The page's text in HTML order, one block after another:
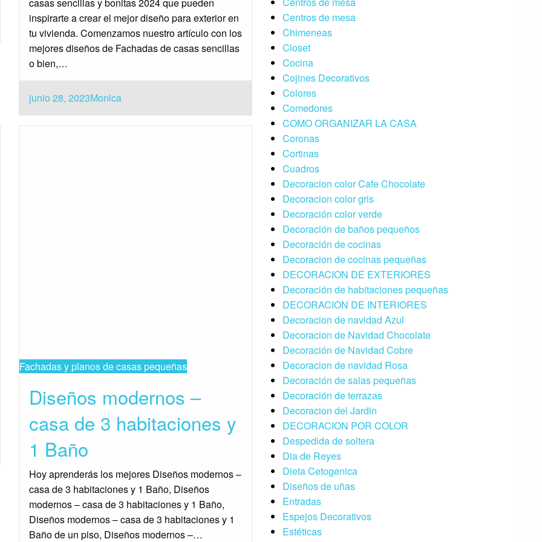
inspirarte a crear el mejor diseño para exterior en
tu vivienda. Comenzamos nuestro artículo con los
mejores diseños de Fachadas de casas sencillas
o bien,…
Publicado
el
junio 28, 2023Monica
Fachadas y planos de casas pequeñas
Diseños modernos –
casa de 3 habitaciones y
1 Baño
Hoy aprenderás los mejores Diseños modernos –
casa de 3 habitaciones y 1 Baño, Diseños
modernos – casa de 3 habitaciones y 1 Baño,
Diseños modernos – casa de 3 habitaciones y 1
Baño de un piso, Diseños modernos –…
Centros de mesa
Chimeneas
Closet
Cocina
Cojines Decorativos
Colores
Comedores
COMO ORGANIZAR LA CASA
Coronas
Cortinas
Cuadros
Decoracion color Cafe Chocolate
Decoracion color gris
Decoración color verde
Decoración de baños pequeños
Decoración de cocinas
Decoracion de cocinas pequeñas
DECORACION DE EXTERIORES
Decoración de habitaciones pequeñas
DECORACION DE INTERIORES
Decoracion de navidad Azul
Decoracion de Navidad Chocolate
Decoración de Navidad Cobre
Decoracion de navidad Rosa
Decoración de salas pequeñas
Decoración de terrazas
Decoracion del Jardin
DECORACION POR COLOR
Despedida de soltera
Dia de Reyes
Dieta Cetogenica
Diseños de uñas
Entradas
Espejos Decorativos
Estéticas